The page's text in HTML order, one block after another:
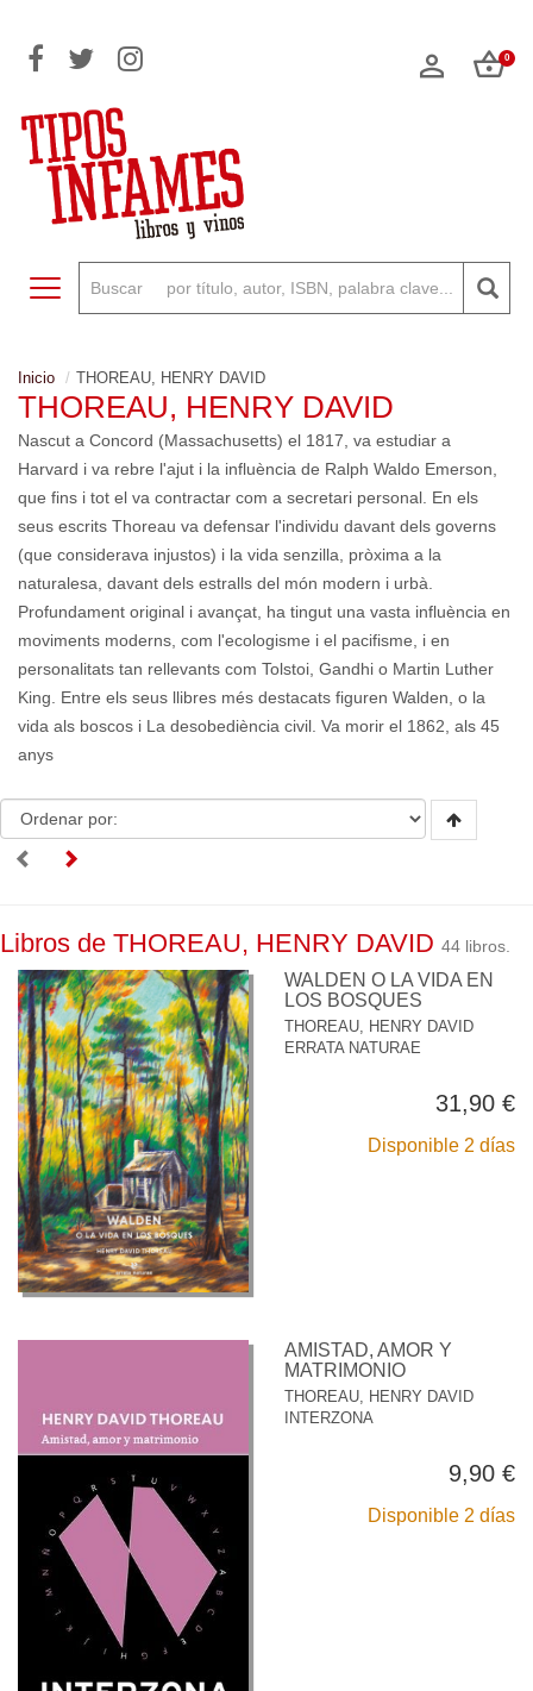
0
Toggle navigation
Inicio THOREAU, HENRY DAVID
THOREAU, HENRY DAVID
Nascut a Concord (Massachusetts) el 1817, va estudiar a
Harvard i va rebre l'ajut i la influència de Ralph Waldo Emerson,
que fins i tot el va contractar com a secretari personal. En els
seus escrits Thoreau va defensar l'individu davant dels governs
(que considerava injustos) i la vida senzilla, pròxima a la
naturalesa, davant dels estralls del món modern i urbà.
Profundament original i avançat, ha tingut una vasta influència en
moviments moderns, com l'ecologisme i el pacifisme, i en
personalitats tan rellevants com Tolstoi, Gandhi o Martin Luther
King. Entre els seus llibres més destacats figuren Walden, o la
vida als boscos i La desobediència civil. Va morir el 1862, als 45
anys
Libros de THOREAU, HENRY DAVID 44 libros.
WALDEN O LA VIDA EN
LOS BOSQUES
THOREAU, HENRY DAVID
ERRATA NATURAE
31,90 €
Disponible 2 días
AMISTAD, AMOR Y
MATRIMONIO
THOREAU, HENRY DAVID
INTERZONA
9,90 €
Disponible 2 días